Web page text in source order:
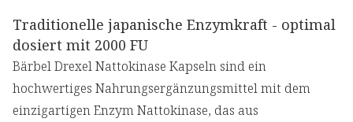
Traditionelle japanische Enzymkraft - optimal
dosiert mit 2000 FU
Bärbel Drexel Nattokinase Kapseln sind ein
hochwertiges Nahrungsergänzungsmittel mit dem
einzigartigen Enzym Nattokinase, das aus